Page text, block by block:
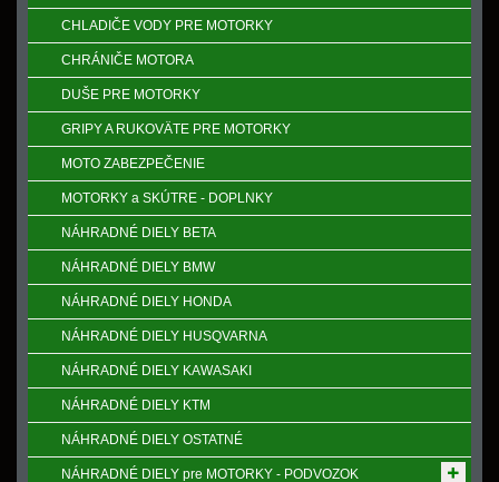
CHLADIČE VODY PRE MOTORKY
CHRÁNIČE MOTORA
DUŠE PRE MOTORKY
GRIPY A RUKOVӒTE PRE MOTORKY
MOTO ZABEZPEČENIE
MOTORKY a SKÚTRE - DOPLNKY
NÁHRADNÉ DIELY BETA
NÁHRADNÉ DIELY BMW
NÁHRADNÉ DIELY HONDA
NÁHRADNÉ DIELY HUSQVARNA
NÁHRADNÉ DIELY KAWASAKI
NÁHRADNÉ DIELY KTM
NÁHRADNÉ DIELY OSTATNÉ
NÁHRADNÉ DIELY pre MOTORKY - PODVOZOK